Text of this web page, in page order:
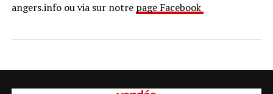
angers.info ou via sur notre page Facebook